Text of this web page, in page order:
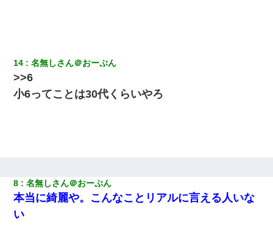
って言ったら・・・
夫に癌の余命宣告。その闘病中に長女から信じられない言葉を受
けた
隣室のお婆ちゃん「下階からの異臭に困ってる、今もすっごく臭
い」私「変だなあ～なにも臭わないよ」→ その後。警察『絶対に
窓とドアを開けないで』
14 名無しさん＠おーぷん
>>6
小6ってことは30代くらいやろ
8 名無しさん＠おーぷん
本当に綺麗や。こんなことリアルに言える人いな
い